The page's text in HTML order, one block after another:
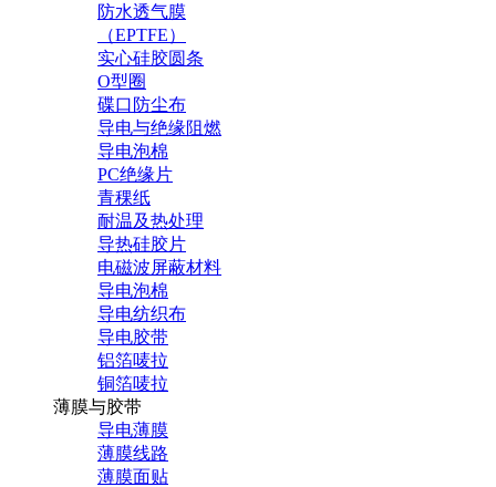
防水透气膜
（EPTFE）
实心硅胶圆条
O型圈
碟口防尘布
导电与绝缘阻燃
导电泡棉
PC绝缘片
青稞纸
耐温及热处理
导热硅胶片
电磁波屏蔽材料
导电泡棉
导电纺织布
导电胶带
铝箔唛拉
铜箔唛拉
薄膜与胶带
导电薄膜
薄膜线路
薄膜面贴